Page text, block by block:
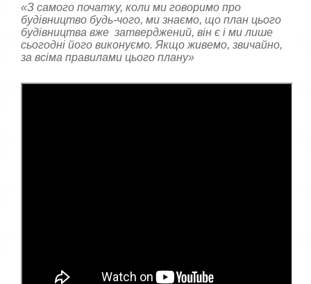
«З самого початку, коли ми говоримо про
будівництво будь-чого, ми знаємо, що план цього
будівництва вже затверджений, він є і ми лише
сьогодні його виконуємо. Якщо живемо, звичайно,
за всіма правилами цього плану»